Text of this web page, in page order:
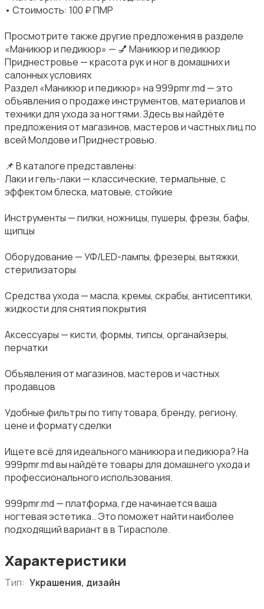
• Стоимость: 100 ₽ ПМР
Просмотрите также другие предложения в разделе
«Маникюр и педикюр» — 💅 Маникюр и педикюр
Приднестровье — красота рук и ног в домашних и
салонных условиях
Раздел «Маникюр и педикюр» на 999pmr.md — это
объявления о продаже инструментов, материалов и
техники для ухода за ногтями. Здесь вы найдёте
предложения от магазинов, мастеров и частных лиц по
всей Молдове и Приднестровью.
📌 В каталоге представлены:
Лаки и гель-лаки — классические, термальные, с
эффектом блеска, матовые, стойкие
Инструменты — пилки, ножницы, пушеры, фрезы, бафы,
щипцы
Оборудование — УФ/LED-лампы, фрезеры, вытяжки,
стерилизаторы
Средства ухода — масла, кремы, скрабы, антисептики,
жидкости для снятия покрытия
Аксессуары — кисти, формы, типсы, органайзеры,
перчатки
Объявления от магазинов, мастеров и частных
продавцов
Удобные фильтры по типу товара, бренду, региону,
цене и формату сделки
Ищете всё для идеального маникюра и педикюра? На
999pmr.md вы найдёте товары для домашнего ухода и
профессионального использования.
999pmr.md — платформа, где начинается ваша
ногтевая эстетика.. Это поможет найти наиболее
подходящий вариант в в Тирасполе.
Характеристики
Тип: Украшения, дизайн